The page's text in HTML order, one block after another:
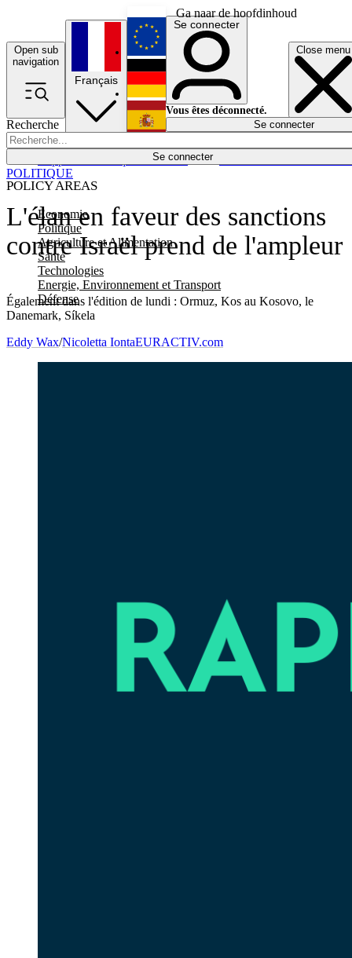
Ga naar de hoofdinhoud
Open sub
navigation
Close menu
Recherche
Se connecter
POLICY AREAS
Economie
Politique
Agriculture et Alimentation
Santé
Technologies
Energie, Environnement et Transport
Défense
Économie
Français
English
Deutsch
Español
Se connecter
Vous êtes déconnecté.
Se connecter
L'élan en faveur des sanctions
contre Israël prend de l'ampleur
Également dans l'édition de lundi : Ormuz, Kos au Kosovo, le
Danemark, Síkela
POLITIQUE
Eddy Wax/Nicoletta IontaEURACTIV.com